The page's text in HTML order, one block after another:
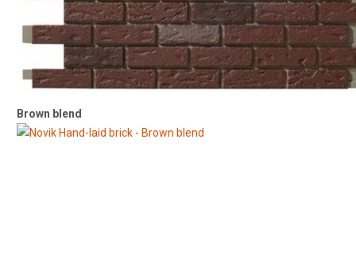
Brown blend